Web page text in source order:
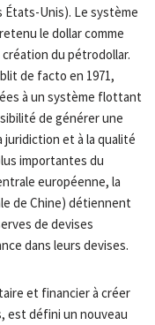
États-Unis). Le système
le dollar comme
du pétrodollar.
de facto en 1971,
à un système flottant
de générer une
et à la qualité
importantes du
européenne, la
de Chine) détiennent
de devises
dans leurs devises.
et financier à créer
est défini un nouveau